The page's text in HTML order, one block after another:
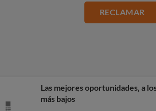
RECLAMAR
Las mejores oportunidades, a
más bajos